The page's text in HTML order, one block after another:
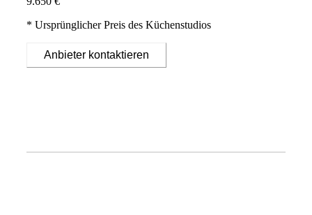
* Ursprünglicher Preis des Küchenstudios
Anbieter kontaktieren